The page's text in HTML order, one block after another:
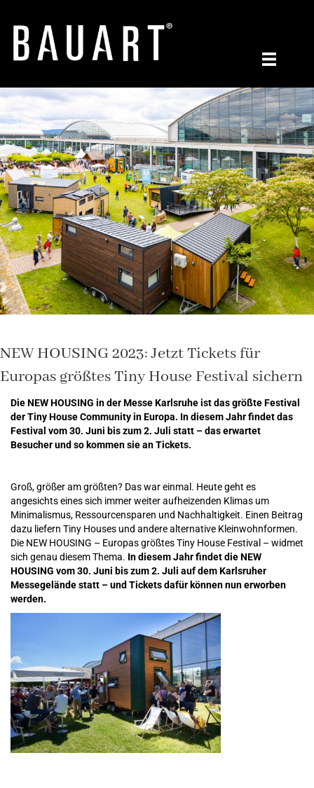
NEW HOUSING 2023: Jetzt Tickets für
Europas größtes Tiny House Festival sichern
Die NEW HOUSING in der Messe Karlsruhe ist das größte Festival
der Tiny House Community in Europa. In diesem Jahr findet das
Festival vom 30. Juni bis zum 2. Juli statt – das erwartet
Besucher und so kommen sie an Tickets.
Groß, größer am größten? Das war einmal. Heute geht es
angesichts eines sich immer weiter aufheizenden Klimas um
Minimalismus, Ressourcensparen und Nachhaltigkeit. Einen Beitrag
dazu liefern Tiny Houses und andere alternative Kleinwohnformen.
Die NEW HOUSING – Europas größtes Tiny House Festival – widmet
sich genau diesem Thema. In diesem Jahr findet die NEW
HOUSING vom 30. Juni bis zum 2. Juli auf dem Karlsruher
Messegelände statt –und Tickets dafür können nun erworben
werden.